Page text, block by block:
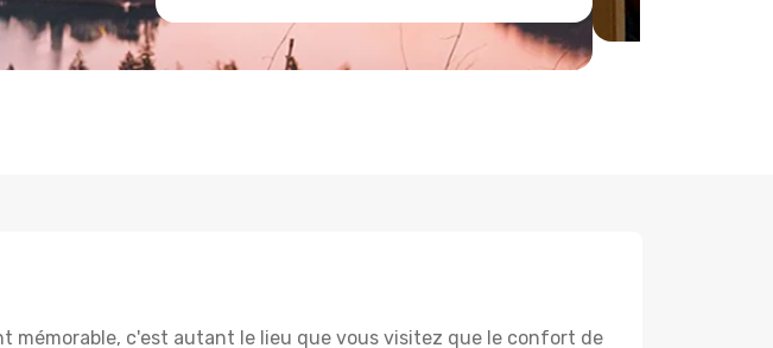
mémorable, c'est autant le lieu que vous visitez que le confort de